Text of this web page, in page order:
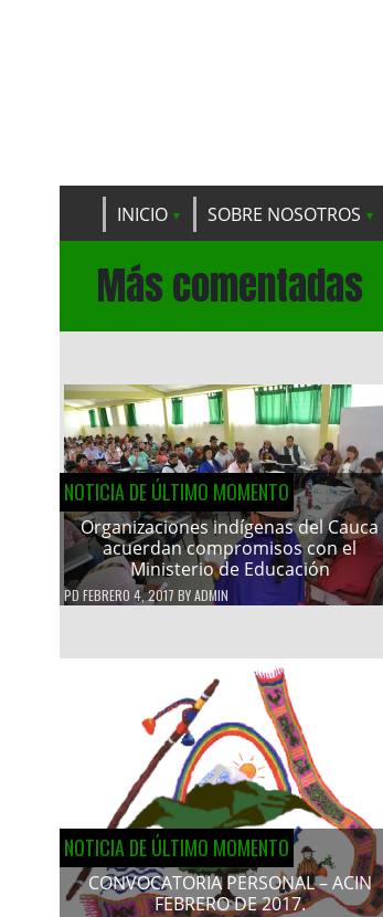
INICIO SOBRE NOSOTROS
Más comentadas
NOTICIA DE ÚLTIMO MOMENTO
Organizaciones indígenas del Cauca
acuerdan compromisos con el
Ministerio de Educación
PD FEBRERO 4, 2017 BYADMIN
NOTICIA DE ÚLTIMO MOMENTO
CONVOCATORIA PERSONAL – ACIN
FEBRERO DE 2017.